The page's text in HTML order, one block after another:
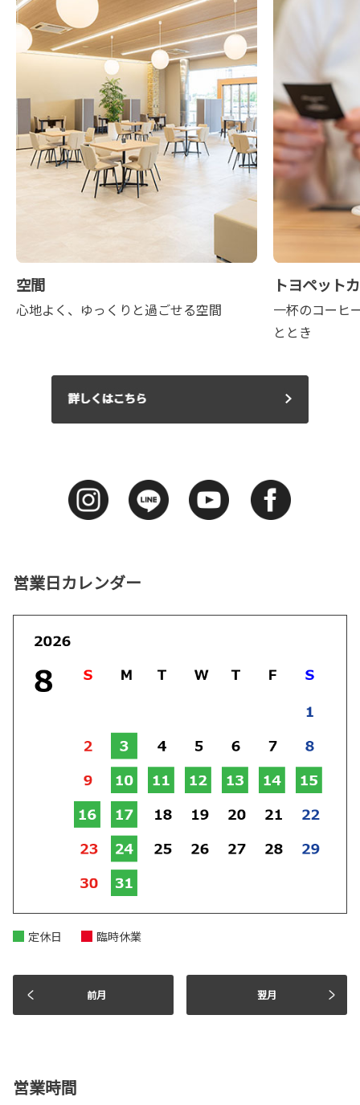
空間
心地よく、ゆっくりと過ごせる空間
トヨペット
一杯のコーヒ
ととき
営業日カレンダー
定休日 臨時休業
前月 翌月
営業時間